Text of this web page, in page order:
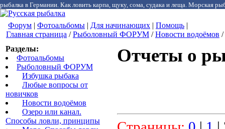
рыбалка в Германии. Как ловить карпа, щуку, сома, судака и леща. Морская
Форум | Фотоальбомы | Для начинающих | Помощь |
Главная страница /Рыболовный ФОРУМ /Новости водоёмов /
Разделы:
Фотоальбомы
Рыболовный ФОРУМ
Избушка рыбака
Любые вопросы от
новичков
Новости водоёмов
Озеро или канал.
Способы ловли, принципы
Отчеты о